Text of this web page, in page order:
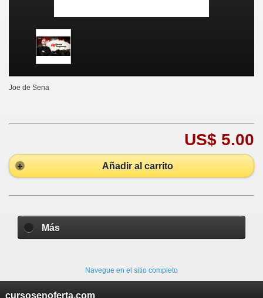
Joe de Sena
US$ 5.00
Añadir al carrito
Más
Navegue en el sitio completo
cursosenoferta.com